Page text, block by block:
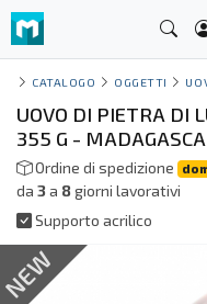
CATALOGO OGGETTI
UOVO DI PIETRA DI
355 G -
Ordine di spedizione
da 3a 8giorni lavorativi
Supporto acrilico